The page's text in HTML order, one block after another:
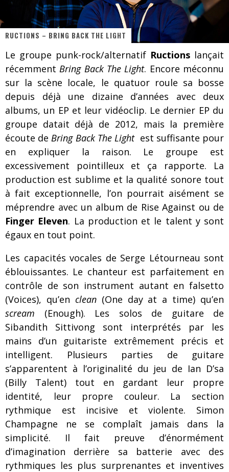
Jeff Martin au Corona de Montréal
Death Note Silence - Collide and Collapse
Muse au Centre Vidéotron de Québec
RUCTIONS – BRING BACK THE LIGHT
Le groupe punk-rock/alternatif Ructions lançait
récemmentBring Back The Light. Encore méconnu
sur la scène locale, le quatuor roule sa bosse
depuis déjà une dizaine d’années avec deux
albums, un EP et leur vidéoclip. Le dernier EP du
groupe datait déjà de 2012, mais la première
écoute deBring Back The Light est suffisante pour
en expliquer la raison. Le groupe est
excessivement pointilleux et ça rapporte. La
production est sublime et la qualité sonore tout
à fait exceptionnelle, l’on pourrait aisément se
méprendre avec un album de Rise Against ou de
Finger Eleven. La production et le talent y sont
égaux en tout point.
Les capacités vocales de Serge Létourneau sont
éblouissantes. Le chanteur est parfaitement en
contrôle de son instrument autant en falsetto
(Voices), qu’en clean(One day at a time) qu’en
scream (Enough). Les solos de guitare de
Sibandith Sittivong sont interprétés par les
mains d’un guitariste extrêmement précis et
intelligent. Plusieurs parties de guitare
s’apparentent à l’originalité du jeu de Ian D’sa
(Billy Talent) tout en gardant leur propre
identité, leur propre couleur. La section
rythmique est incisive et violente. Simon
Champagne ne se complaît jamais dans la
simplicité. Il fait preuve d’énormément
d’imagination derrière sa batterie avec des
rythmiques les plus surprenantes et inventives